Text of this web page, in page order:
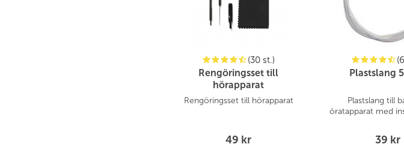
(30 st.)
Rengöringsset till
hörapparat
Rengöringsset till hörapparat
49 kr
Plastslang
Plastslang till
öratapparat med
39 kr